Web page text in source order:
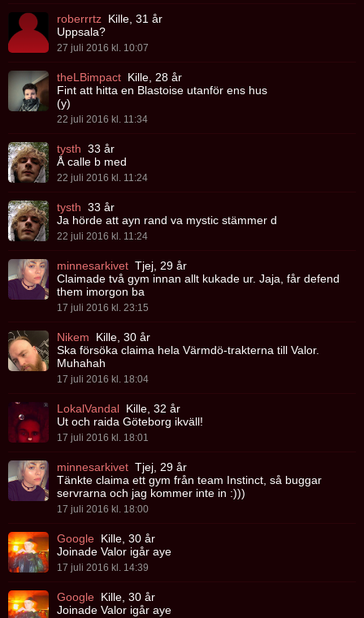
roberrrtz Kille, 31 år
Uppsala?
27 juli 2016 kl. 10:07
theLBimpact Kille, 28 år
Fint att hitta en Blastoise utanför ens hus
(y)
22 juli 2016 kl. 11:34
tysth 33 år
Å calle b med
22 juli 2016 kl. 11:24
tysth 33 år
Ja hörde att ayn rand va mystic stämmer d
22 juli 2016 kl. 11:24
minnesarkivet Tjej, 29 år
Claimade två gym innan allt kukade ur. Jaja, får defend
them imorgon ba
17 juli 2016 kl. 23:15
Nikem
Kille, 30 år
Ska försöka claima hela Värmdö-trakterna till Valor.
Muhahah
17 juli 2016 kl. 18:04
LokalVandal Kille, 32 år
Ut och raida Göteborg ikväll!
17 juli 2016 kl. 18:01
minnesarkivet Tjej, 29 år
Tänkte claima ett gym från team Instinct, så buggar
servrarna och jag kommer inte in :)))
17 juli 2016 kl. 18:00
Google Kille, 30 år
Joinade Valor igår aye
17 juli 2016 kl. 14:39
Google Kille, 30 år
Joinade Valor igår aye